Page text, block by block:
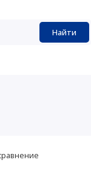
Найти